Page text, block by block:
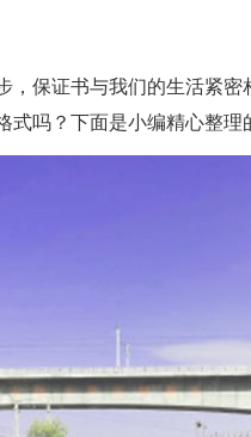
保证书与我们的生活紧密
式吗？下面是小编精心整理